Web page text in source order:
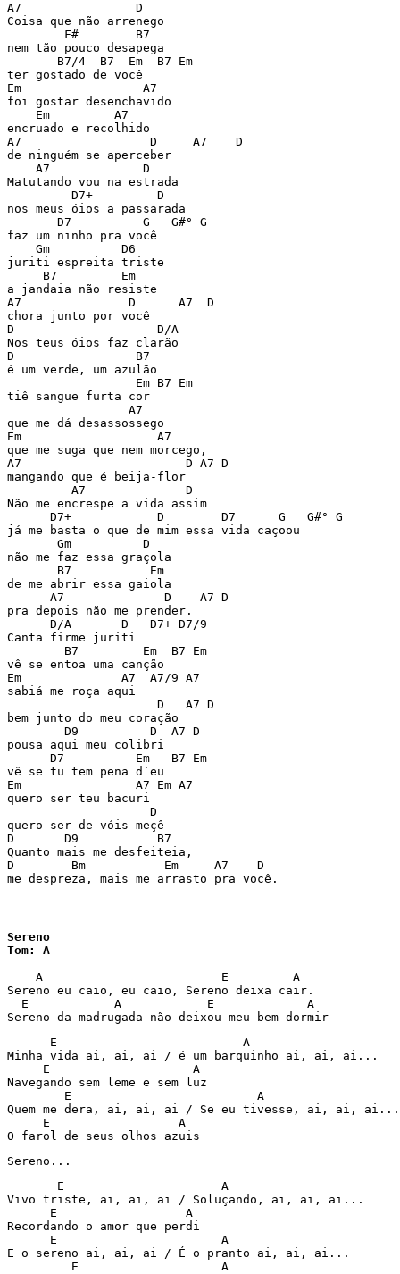
A7                D
Coisa que não arrenego
        F#        B7
nem tão pouco desapega
       B7/4  B7  Em  B7 Em
ter gostado de você
Em                 A7
foi gostar desenchavido
    Em         A7
encruado e recolhido
A7                  D     A7    D
de ninguém se aperceber
    A7             D
Matutando vou na estrada
         D7+         D
nos meus óios a passarada
       D7          G   G#° G
faz um ninho pra você
    Gm          D6
juriti espreita triste
     B7         Em
a jandaia não resiste
A7               D      A7  D
chora junto por você
D                    D/A
Nos teus óios faz clarão
D                 B7
é um verde, um azulão
                  Em B7 Em
tiê sangue furta cor
                 A7
que me dá desassossego
Em                   A7
que me suga que nem morcego,
A7                       D A7 D
mangando que é beija-flor
         A7              D
Não me encrespe a vida assim
      D7+            D        D7      G   G#° G
já me basta o que de mim essa vida caçoou
       Gm          D
não me faz essa graçola
       B7           Em
de me abrir essa gaiola
      A7              D    A7 D
pra depois não me prender.
      D/A       D   D7+ D7/9
Canta firme juriti
        B7         Em  B7 Em
vê se entoa uma canção
Em              A7  A7/9 A7
sabiá me roça aqui
                     D   A7 D
bem junto do meu coração
        D9          D  A7 D
pousa aqui meu colibri
      D7          Em   B7 Em
vê se tu tem pena d´eu
Em                A7 Em A7
quero ser teu bacuri
                    D
quero ser de vóis meçê
D       D9           B7
Quanto mais me desfeiteia,
D        Bm           Em     A7    D
me despreza, mais me arrasto pra você.
Sereno
    A                         E         A
Sereno eu caio, eu caio, Sereno deixa cair.
  E            A            E             A
Sereno da madrugada não deixou meu bem dormir
      E                          A
Minha vida ai, ai, ai / é um barquinho ai, ai, ai...
     E                    A
Navegando sem leme e sem luz
        E                          A
Quem me dera, ai, ai, ai / Se eu tivesse, ai, ai, ai...
     E                  A
O farol de seus olhos azuis
Sereno...
       E                      A
Vivo triste, ai, ai, ai / Soluçando, ai, ai, ai...
      E                  A
Recordando o amor que perdi
      E                       A
E o sereno ai, ai, ai / É o pranto ai, ai, ai...
         E                    A